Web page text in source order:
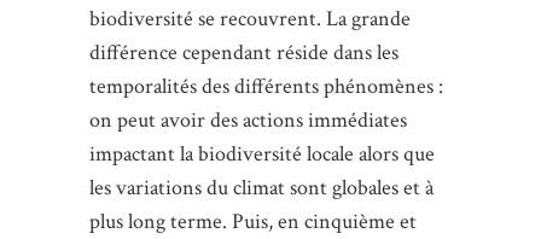
biodiversité se recouvrent. La grande
différence cependant réside dans les
temporalités des différents phénomènes :
on peut avoir des actions immédiates
impactant la biodiversité locale alors que
les variations du climat sont globales et à
plus long terme. Puis, en cinquième et